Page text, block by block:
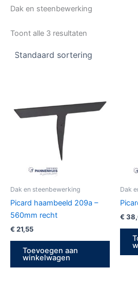
Dak en steenbewerking
Toont alle 3 resultaten
Dak en steenbewerking
Picard haambeeld 209a –
560mm recht
€ 21,55
Toevoegen aan
winkelwagen
Dak
€